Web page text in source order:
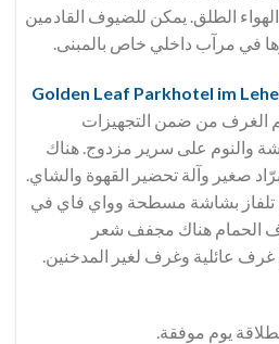
الطلق. يمكن للضيوف القادمين
في مرآب داخلي خاص بالمبنى.
الغرف من ضمن التجهيزات
والنوم على سرير مزدوج. هناك
صغير وآلة تحضير القهوة والشاي.
تلفاز بشاشة مسطحة وواي فاي في
الحمام هناك مجفف شعر
غرف عائلية وغرف لغير المدخنين.
يوم موفقة.